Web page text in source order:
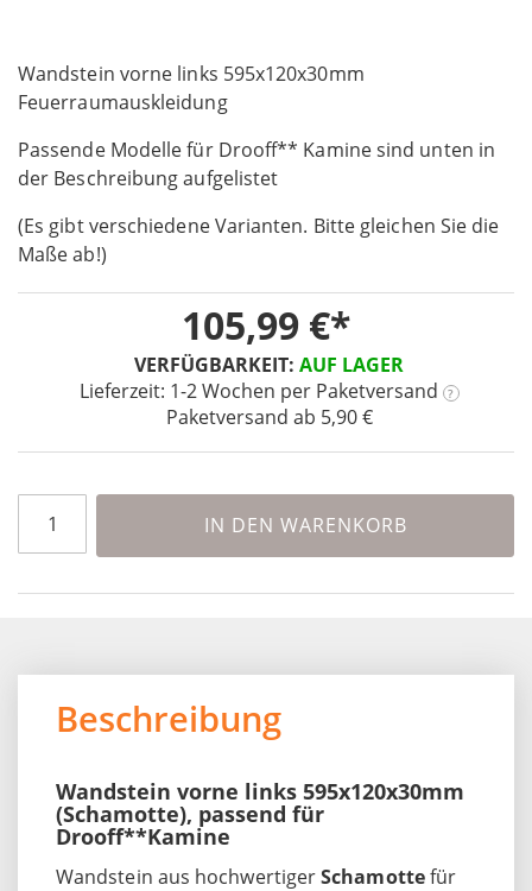
Wandstein vorne links 595x120x30mm
Feuerraumauskleidung
Passende Modelle für Drooff** Kamine sind unten in
der Beschreibung aufgelistet
(Es gibt verschiedene Varianten. Bitte gleichen Sie die
Maße ab!)
VERFÜGBARKEIT: AUF LAGER
Lieferzeit: 1-2 Wochen per Paketversand ?
Paketversand ab 5,90 €
105,99 €
IN DEN WARENKORB
gallery
to
the
of
the
gallery
Beschreibung
Wandstein vorne links 595x120x30mm
(Schamotte), passend für
Drooff**Kamine
Wandstein aus hochwertigerSchamottefür